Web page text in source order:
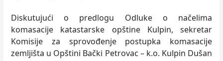
Diskutujući o predlogu Odluke o načelima
komasacije katastarske opštine Kulpin, sekretar
Komisije za sprovođenje postupka komasacije
zemljišta u Opštini Bački Petrovac – k.o. Kulpin Dušan